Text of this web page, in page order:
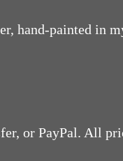
hand-painted in
or PayPal. All